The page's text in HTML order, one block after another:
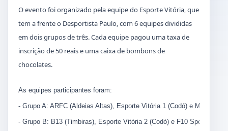
O evento foi organizado pela equipe do Esporte Vitória, que
tem a frente o Desportista Paulo, com 6 equipes divididas
em dois grupos de três. Cada equipe pagou uma taxa de
inscrição de 50 reais e uma caixa de bombons de
chocolates.
As equipes participantes foram:
- Grupo A: ARFC (Aldeias Altas), Esporte Vitória 1 (Codó) e Milênio
- Grupo B: B13 (Timbiras), Esporte Vitória 2 (Codó) e F10 Sports/